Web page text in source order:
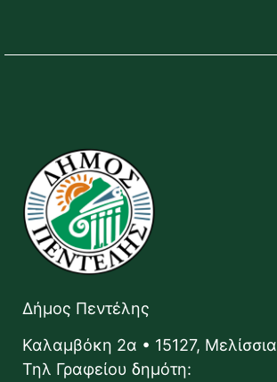
Δήμος Πεντέλης
Καλαμβόκη 2α • 15127, Μελίσσια
Τηλ Γραφείου δημότη: